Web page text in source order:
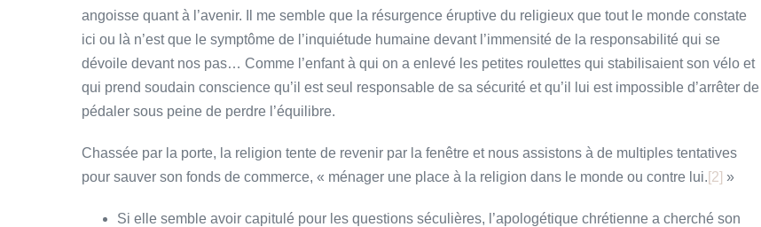
angoisse quant à l’avenir. Il me semble que la résurgence éruptive du religieux que tout le monde constate
ici ou là n’est que le symptôme de l’inquiétude humaine devant l’immensité de la responsabilité qui se
dévoile devant nos pas… Comme l’enfant à qui on a enlevé les petites roulettes qui stabilisaient son vélo et
qui prend soudain conscience qu’il est seul responsable de sa sécurité et qu’il lui est impossible d’arrêter de
pédaler sous peine de perdre l’équilibre.
Chassée par la porte, la religion tente de revenir par la fenêtre et nous assistons à de multiples tentatives
pour sauver son fonds de commerce, « ménager une place à la religion dans le monde ou contre lui.[2] »
Si elle semble avoir capitulé pour les questions séculières, l’apologétique chrétienne a cherché son